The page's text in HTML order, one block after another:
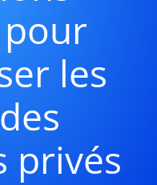
pour
les
privés